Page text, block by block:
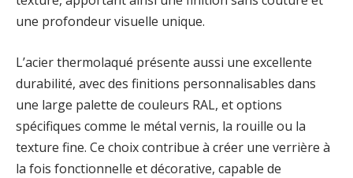
une profondeur visuelle unique.
L’acier thermolaqué présente aussi une excellente
durabilité, avec des finitions personnalisables dans
une large palette de couleurs RAL, et options
spécifiques comme le métal vernis, la rouille ou la
texture fine. Ce choix contribue à créer une verrière à
la fois fonctionnelle et décorative, capable de